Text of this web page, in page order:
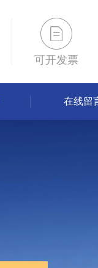
可开发票
在线留